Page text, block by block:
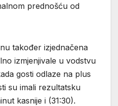
prednošću od
također izjednačena
izmjenjivale u vodstvu
gosti odlaze na plus
su imali rezultatsku
kasnije i (31:30).